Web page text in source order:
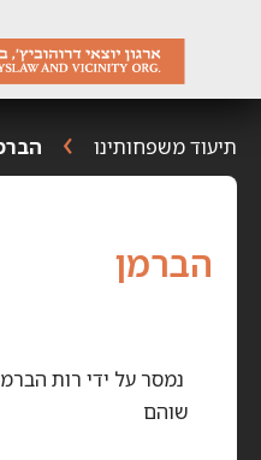
תיעוד משפחותינו
הברמן
נמסר על ידי רות
שוהם